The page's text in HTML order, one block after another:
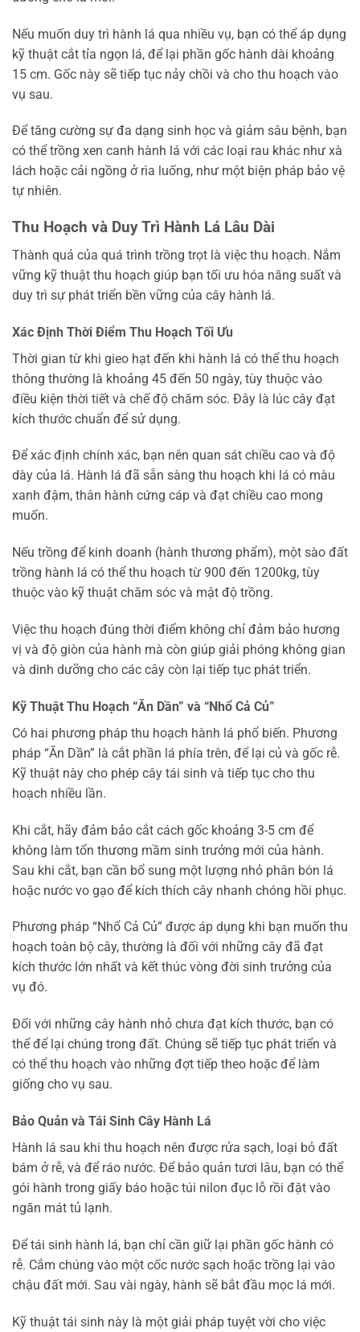
Nếu muốn duy trì hành lá qua nhiều vụ, bạn có thể áp dụng
kỹ thuật cắt tỉa ngọn lá, để lại phần gốc hành dài khoảng
15 cm. Gốc này sẽ tiếp tục nảy chồi và cho thu hoạch vào
vụ sau.
Để tăng cường sự đa dạng sinh học và giảm sâu bệnh, bạn
có thể trồng xen canh hành lá với các loại rau khác như xà
lách hoặc cải ngồng ở rìa luống, như một biện pháp bảo vệ
tự nhiên.
Thu Hoạch và Duy Trì Hành Lá Lâu Dài
Thành quả của quá trình trồng trọt là việc thu hoạch. Nắm
vững kỹ thuật thu hoạch giúp bạn tối ưu hóa năng suất và
duy trì sự phát triển bền vững của cây hành lá.
Xác Định Thời Điểm Thu Hoạch Tối Ưu
Thời gian từ khi gieo hạt đến khi hành lá có thể thu hoạch
thông thường là khoảng 45 đến 50 ngày, tùy thuộc vào
điều kiện thời tiết và chế độ chăm sóc. Đây là lúc cây đạt
kích thước chuẩn để sử dụng.
Để xác định chính xác, bạn nên quan sát chiều cao và độ
dày của lá. Hành lá đã sẵn sàng thu hoạch khi lá có màu
xanh đậm, thân hành cứng cáp và đạt chiều cao mong
muốn.
Nếu trồng để kinh doanh (hành thương phẩm), một sào đất
trồng hành lá có thể thu hoạch từ 900 đến 1200kg, tùy
thuộc vào kỹ thuật chăm sóc và mật độ trồng.
Việc thu hoạch đúng thời điểm không chỉ đảm bảo hương
vị và độ giòn của hành mà còn giúp giải phóng không gian
và dinh dưỡng cho các cây còn lại tiếp tục phát triển.
Kỹ Thuật Thu Hoạch “Ăn Dần” và “Nhổ Cả Củ”
Có hai phương pháp thu hoạch hành lá phổ biến. Phương
pháp “Ăn Dần” là cắt phần lá phía trên, để lại củ và gốc rễ.
Kỹ thuật này cho phép cây tái sinh và tiếp tục cho thu
hoạch nhiều lần.
Khi cắt, hãy đảm bảo cắt cách gốc khoảng 3-5 cm để
không làm tổn thương mầm sinh trưởng mới của hành.
Sau khi cắt, bạn cần bổ sung một lượng nhỏ phân bón lá
hoặc nước vo gạo để kích thích cây nhanh chóng hồi phục.
Phương pháp “Nhổ Cả Củ” được áp dụng khi bạn muốn thu
hoạch toàn bộ cây, thường là đối với những cây đã đạt
kích thước lớn nhất và kết thúc vòng đời sinh trưởng của
vụ đó.
Đối với những cây hành nhỏ chưa đạt kích thước, bạn có
thể để lại chúng trong đất. Chúng sẽ tiếp tục phát triển và
có thể thu hoạch vào những đợt tiếp theo hoặc để làm
giống cho vụ sau.
Bảo Quản và Tái Sinh Cây Hành Lá
Hành lá sau khi thu hoạch nên được rửa sạch, loại bỏ đất
bám ở rễ, và để ráo nước. Để bảo quản tươi lâu, bạn có thể
gói hành trong giấy báo hoặc túi nilon đục lỗ rồi đặt vào
ngăn mát tủ lạnh.
Để tái sinh hành lá, bạn chỉ cần giữ lại phần gốc hành có
rễ. Cắm chúng vào một cốc nước sạch hoặc trồng lại vào
chậu đất mới. Sau vài ngày, hành sẽ bắt đầu mọc lá mới.
Kỹ thuật tái sinh này là một giải pháp tuyệt vời cho việc